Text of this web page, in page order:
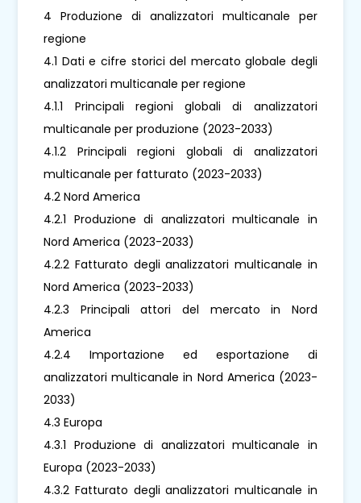
4 Produzione di analizzatori multicanale per
regione
4.1 Dati e cifre storici del mercato globale degli
analizzatori multicanale per regione
4.1.1 Principali regioni globali di analizzatori
multicanale per produzione (2023-2033)
4.1.2 Principali regioni globali di analizzatori
multicanale per fatturato (2023-2033)
4.2 Nord America
4.2.1 Produzione di analizzatori multicanale in
Nord America (2023-2033)
4.2.2 Fatturato degli analizzatori multicanale in
Nord America (2023-2033)
4.2.3 Principali attori del mercato in Nord
America
4.2.4 Importazione ed esportazione di
analizzatori multicanale in Nord America (2023-
2033)
4.3 Europa
4.3.1 Produzione di analizzatori multicanale in
Europa (2023-2033)
4.3.2 Fatturato degli analizzatori multicanale in